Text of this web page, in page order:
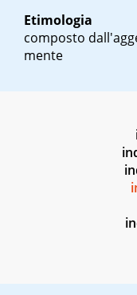
Etimologia
composto
mente